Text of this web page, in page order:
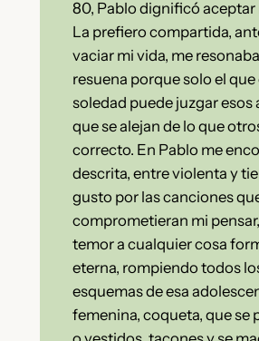
80, Pablo dignificó aceptar
La prefiero compartida,
vaciar mi vida, me
resuena porque solo el
soledad puede juzgar esos
que se alejan de lo que
correcto. En Pablo me
descrita, entre violenta y
gusto por las canciones
comprometieran mi
temor a cualquier cosa
eterna, rompiendo todos
esquemas de esa
femenina, coqueta, que se